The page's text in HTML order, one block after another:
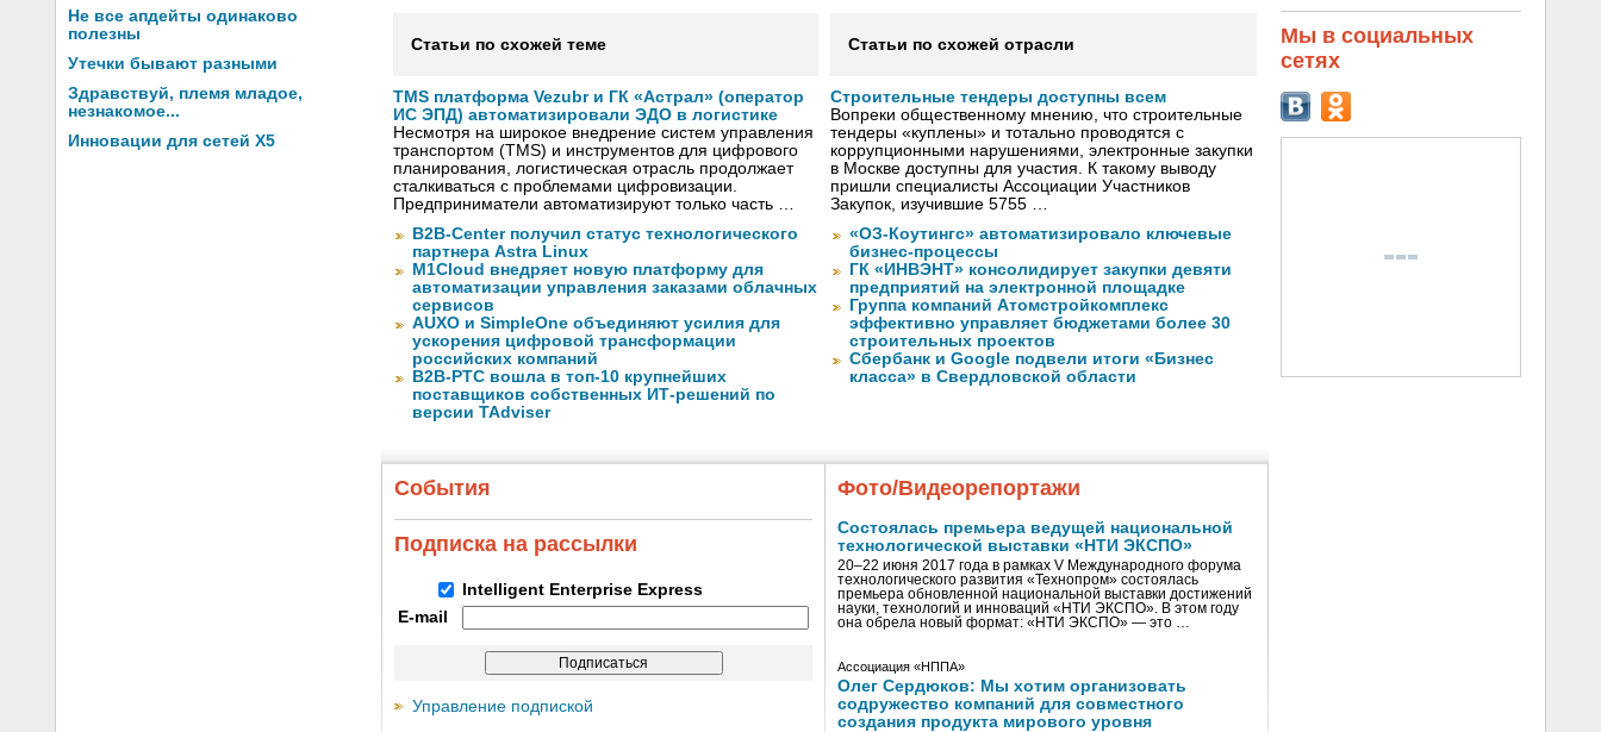
Не все апдейты одинаково
полезны
Утечки бывают разными
Здравствуй, племя младое,
незнакомое...
Инновации для сетей X5
Статьи по схожей теме
TMS платформа Vezubr и ГК «Астрал» (оператор
ИС ЭПД) автоматизировали ЭДО в логистике
Несмотря на широкое внедрение систем управления
транспортом (TMS) и инструментов для цифрового
планирования, логистическая отрасль продолжает
сталкиваться с проблемами цифровизации.
Предприниматели автоматизируют только часть …
B2B-Center получил статус технологического
партнера Astra Linux
M1Cloud внедряет новую платформу для
автоматизации управления заказами облачных
сервисов
AUXO и SimpleOne объединяют усилия для
ускорения цифровой трансформации
российских компаний
B2B-РТС вошла в топ-10 крупнейших
поставщиков собственных ИТ-решений по
версии TAdviser
Статьи по схожей отрасли
Строительные тендеры доступны всем
Вопреки общественному мнению, что строительные
тендеры «куплены» и тотально проводятся с
коррупционными нарушениями, электронные закупки
в Москве доступны для участия. К такому выводу
пришли специалисты Ассоциации Участников
Закупок, изучившие 5755 …
«ОЗ-Коутингс» автоматизировало ключевые
бизнес-процессы
ГК «ИНВЭНТ» консолидирует закупки девяти
предприятий на электронной площадке
Группа компаний Атомстройкомплекс
эффективно управляет бюджетами более 30
строительных проектов
Сбербанк и Google подвели итоги «Бизнес
класса» в Свердловской области
События
Подписка на рассылки
Intelligent Enterprise Express
E-mail
Управление подпиской
Фото/Видеорепортажи
Состоялась премьера ведущей национальной
технологической выставки «НТИ ЭКСПО»
20–22 июня 2017 года в рамках V Международного форума
технологического развития «Технопром» состоялась
премьера обновленной национальной выставки достижений
науки, технологий и инноваций «НТИ ЭКСПО». В этом году
она обрела новый формат: «НТИ ЭКСПО» — это …
Ассоциация «НППА»
Олег Сердюков: Мы хотим организовать
содружество компаний для совместного
создания продукта мирового уровня
Мы в социальных
сетях